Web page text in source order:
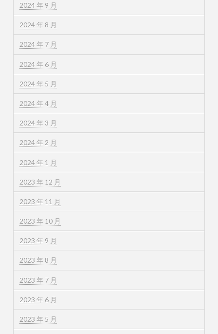
2024 年 9 月
2024 年 8 月
2024 年 7 月
2024 年 6 月
2024 年 5 月
2024 年 4 月
2024 年 3 月
2024 年 2 月
2024 年 1 月
2023 年 12 月
2023 年 11 月
2023 年 10 月
2023 年 9 月
2023 年 8 月
2023 年 7 月
2023 年 6 月
2023 年 5 月